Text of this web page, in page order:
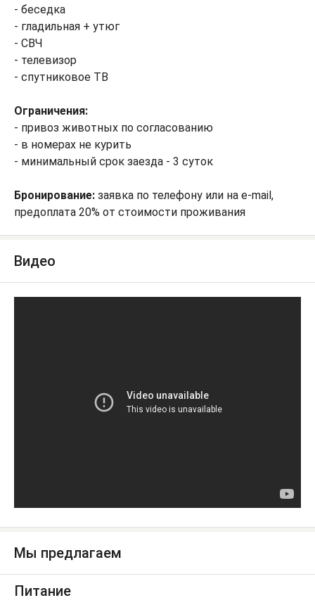
- беседка
- гладильная + утюг
- СВЧ
- телевизор
- спутниковое ТВ
Ограничения:
- привоз животных по согласованию
- в номерах не курить
- минимальный срок заезда - 3 суток
Бронирование: заявка по телефону или на e-mail,
предоплата 20% от стоимости проживания
Видео
Мы предлагаем
Питание